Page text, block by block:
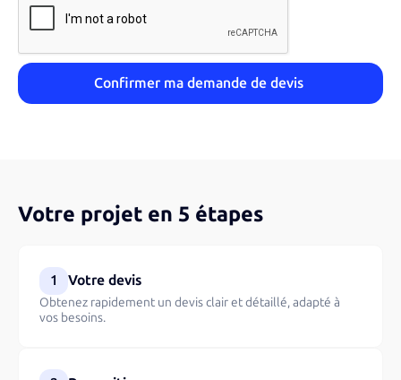
Votre projet en 5 étapes
1 Votre devis
Obtenez rapidement un devis clair et détaillé, adapté à
vos besoins.